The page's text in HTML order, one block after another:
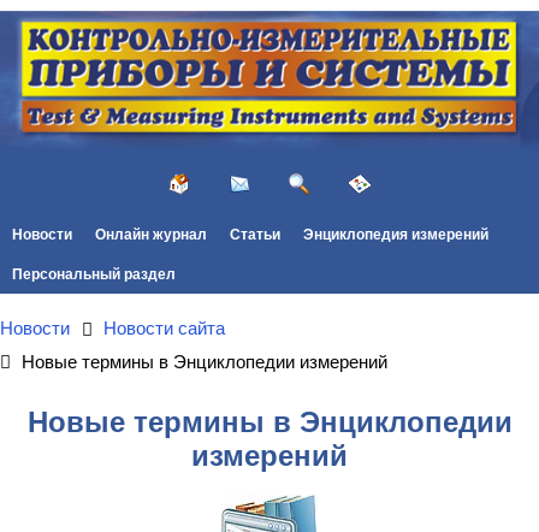
Новости Онлайн журнал Статьи Энциклопедия измерений
Персональный раздел
Новости
Новости сайта
Новые термины в Энциклопедии измерений
Новые термины в Энциклопедии
измерений